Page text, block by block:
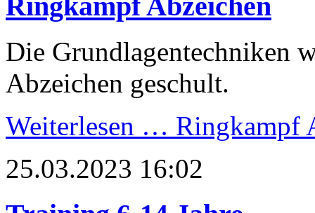
Die Grundlagentechniken
Abzeichen geschult.
Weiterlesen … Ringkampf
25.03.2023 16:02